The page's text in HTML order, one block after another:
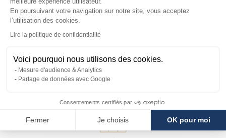
En poursuivant votre navigation sur notre site, vous acceptez
l’utilisation des cookies.
Lire la politique de confidentialité
Voici pourquoi nous utilisons des cookies.
Mesure d'audience & Analytics
Partage de données avec Google
Consentements certifiés par
Fermer Je choisis OK pour moi
Axeptio consent
Paiement
sécurisé